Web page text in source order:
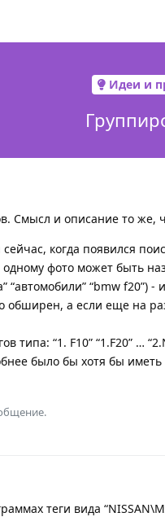
Идеи и
Смысл и описание то же,
когда появился
фото может быть
“автомобили” “bmw f20”)
обширен, а если еще на
типа: “1. F10” “1.F20” …
было бы хотя бы иметь
теги вида